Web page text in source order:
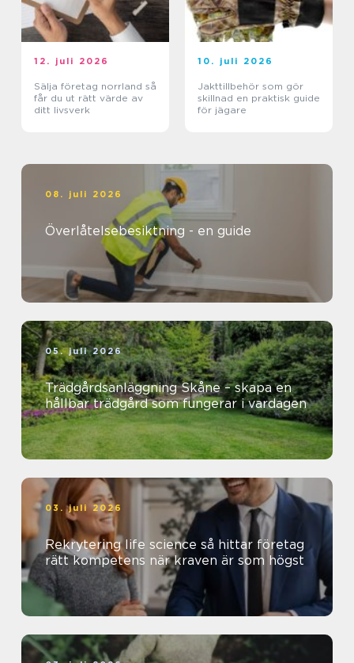
12. juli 2026
Sälja företag norrland så
får du ut rätt värde av
ditt livsverk
10. juli 2026
Jakttillbehör som gör
skillnad en praktisk guide
för jägare
08. juli 2026
Överlåtelsebesiktning - en guide
05. juli 2026
Trädgårdsanläggning Skåne – skapa en
hållbar trädgård som fungerar i vardagen
03. juli 2026
Rekrytering life science så hittar företag
rätt kompetens när kraven är som högst